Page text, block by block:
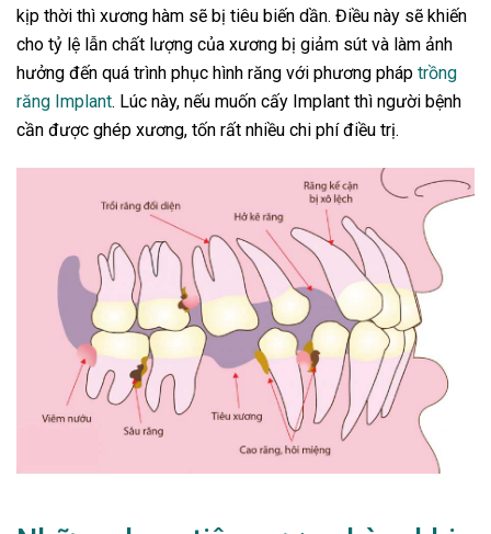
kịp thời thì xương hàm sẽ bị tiêu biến dần. Điều này sẽ khiến
cho tỷ lệ lẫn chất lượng của xương bị giảm sút và làm ảnh
hưởng đến quá trình phục hình răng với phương pháp trồng
răng Implant. Lúc này, nếu muốn cấy Implant thì người bệnh
cần được ghép xương, tốn rất nhiều chi phí điều trị.